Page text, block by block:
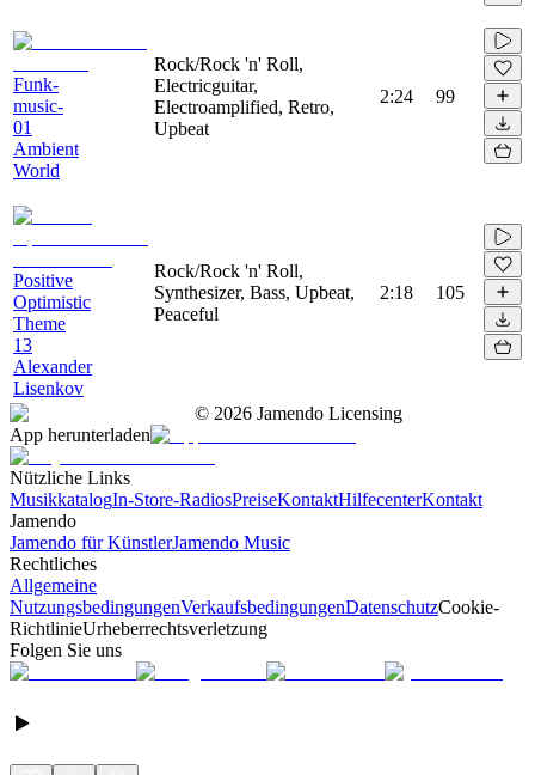
Funk-
music-
01
Ambient
World
Rock/Rock 'n' Roll,
Electricguitar,
Electroamplified, Retro,
Upbeat
2:24 99
Positive
Optimistic
Theme
13
Alexander
Lisenkov
Rock/Rock 'n' Roll,
Synthesizer, Bass, Upbeat,
Peaceful
2:18 105
© 2026 Jamendo Licensing
App herunterladen
Nützliche Links
MusikkatalogIn-Store-RadiosPreiseKontaktHilfecenterKontakt
Jamendo
Jamendo für KünstlerJamendo Music
Rechtliches
Allgemeine
NutzungsbedingungenVerkaufsbedingungenDatenschutzCookie-
RichtlinieUrheberrechtsverletzung
Folgen Sie uns